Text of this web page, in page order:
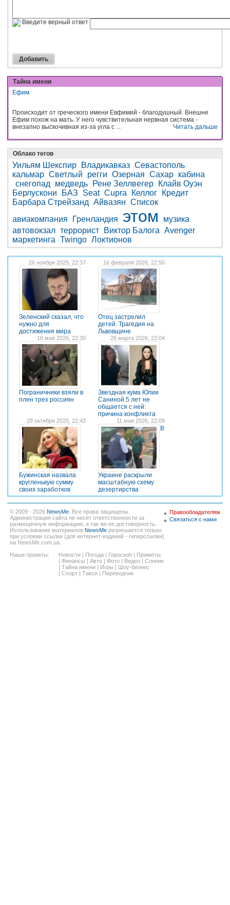
Введите верный ответ
Тайна имени
Ефим
Происходит от греческого имени Евфимий - благодушный. Внешне
Ефим похож на мать. У него чувствительная нервная система -
внезапно выскочивная из-за угла с ...
Читать дальше
Облако тегов
Уильям Шекспир Владикавказ Севастополь
кальмар Светлый регги Озерная Сахар кабина
снегопад
медведь Рене Зеллвегер
Клайв Оуэн
Берлускони
БАЗ Seat Cupra Келлог
Кредит
Барбара Стрейзанд Айвазян Список
авиакомпания
Гренландия этом
музика
автовокзал террорист Виктор Балога Avenger
маркетинга Twingo Локтионов
26 ноября 2025, 22:37
Зеленский сказал, что
нужно для
достижения мира
16 февраля 2026, 22:50
Отец застрелил
детей. Трагедия на
Львовщине
16 мая 2026, 22:30
Пограничники взяли в
плен трех россиян
26 марта 2026, 22:04
Звездная кума Юлии
Саниной 5 лет не
общается с ней:
причина конфликта
29 октября 2025, 22:43
Бужинская назвала
кругленькую сумму
своих заработков
11 мая 2026, 22:09
В
Украине раскрыли
масштабную схему
дезертирства
© 2009 - 2026 NewsMe . Все права защищены.
Администрация сайта не несёт ответственности за
размещённую информацию, а так же ее достоверность.
Использование материалов NewsMe разрешается только
при условии ссылки (для интернет-изданий - гиперссылки)
на NewsMe.com.ua.
Наши проекты:
Новости Погода Гороскоп
Приметы
Финансы Авто Фото Видео
Сонник
Тайна имени Игры
Шоу-бизнес
Спорт Такси Переводчик
Правообладателям
Связаться с нами